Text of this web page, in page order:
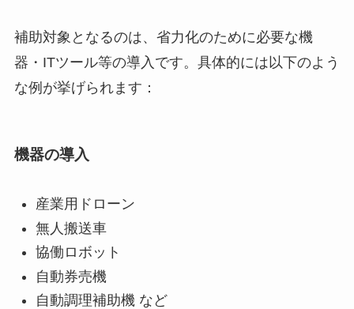
補助対象となるのは、省力化のために必要な機
器・ITツール等の導入です。具体的には以下のよう
な例が挙げられます：
機器の導入
産業用ドローン
無人搬送車
協働ロボット
自動券売機
自動調理補助機 など